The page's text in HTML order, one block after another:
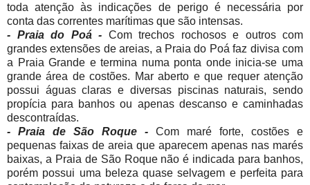
toda atenção às indicações de perigo é necessária por
conta das correntes marítimas que são intensas.
- Praia do Poá - Com trechos rochosos e outros com
grandes extensões de areias, a Praia do Poá faz divisa com
a Praia Grande e termina numa ponta onde inicia-se uma
grande área de costões. Mar aberto e que requer atenção
possui águas claras e diversas piscinas naturais, sendo
propícia para banhos ou apenas descanso e caminhadas
descontraídas.
- Praia de São Roque - Com maré forte, costões e
pequenas faixas de areia que aparecem apenas nas marés
baixas, a Praia de São Roque não é indicada para banhos,
porém possui uma beleza quase selvagem e perfeita para